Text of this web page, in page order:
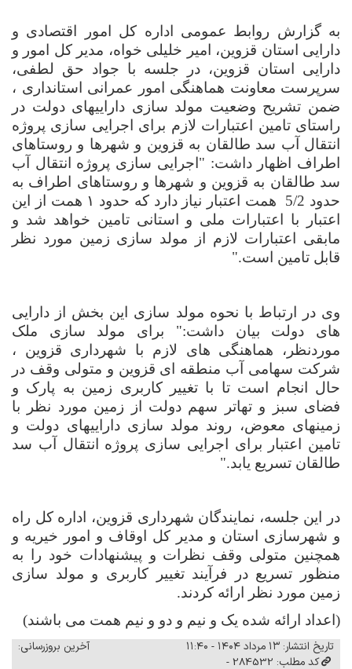
به گزارش روابط عمومی اداره کل امور اقتصادی و
دارایی استان قزوین، امیر خلیلی خواه، مدیر کل امور و
دارایی استان قزوین، در جلسه با جواد حق لطفی،
سرپرست معاونت هماهنگی امور عمرانی استانداری ،
ضمن تشریح وضعیت مولد سازی داراییهای دولت در
راستای تامین اعتبارات لازم برای اجرایی سازی پروژه
انتقال آب سد طالقان به قزوین و شهرها و روستاهای
اطراف اظهار داشت: " اجرایی سازی پروژه انتقال آب
سد طالقان به قزوین و شهرها و روستاهای اطراف به
حدود 5/2 همت اعتبار نیاز دارد که حدود ۱ همت از این
اعتبار با اعتبارات ملی و استانی تامین خواهد شد و
مابقی اعتبارات لازم از مولد سازی زمین مورد نظر
قابل تامین است."
وی در ارتباط با نحوه مولد سازی این بخش از دارایی
های دولت بیان داشت:" برای مولد سازی ملک
موردنظر، هماهنگی های لازم با شهرداری قزوین ،
شرکت سهامی آب منطقه ای قزوین و متولی وقف در
حال انجام است تا با تغییر کاربری زمین به پارک و
فضای سبز و تهاتر سهم دولت از زمین مورد نظر با
زمینهای معوض، روند مولد سازی داراییهای دولت و
تامین اعتبار برای اجرایی سازی پروژه انتقال آب سد
طالقان تسریع یابد."
در این جلسه، نمایندگان شهرداری قزوین، اداره کل راه
و شهرسازی استان و مدیر کل اوقاف و امور خیریه و
همچنین متولی وقف نظرات و پیشنهادات خود را به
منظور تسریع در فرآیند تغییر کاربری و مولد سازی
زمین مورد نظر ارائه کردند.
(اعداد ارائه شده یک و نیم و دو و نیم همت می باشند)
تاریخ انتشار: ۱۳ مرداد ۱۴۰۴ - ۱۱:۴۰
آخرین بروزرسانی:
کد مطلب: 284532 -